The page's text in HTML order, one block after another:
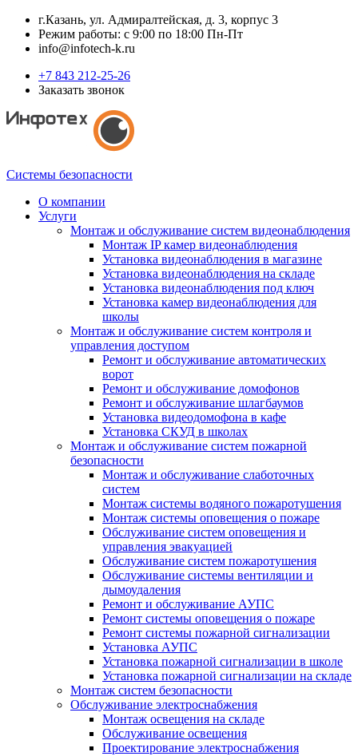
г.Казань, ул. Адмиралтейская, д. 3, корпус 3
Режим работы: с 9:00 по 18:00 Пн-Пт
info@infotech-k.ru
+7 843 212-25-26
Заказать звонок
Системы безопасности
О компании
Услуги
Монтаж и обслуживание систем видеонаблюдения
Монтаж IP камер видеонаблюдения
Установка видеонаблюдения в магазине
Установка видеонаблюдения на складе
Установка видеонаблюдения под ключ
Установка камер видеонаблюдения для
школы
Монтаж и обслуживание систем контроля и
управления доступом
Ремонт и обслуживание автоматических
ворот
Ремонт и обслуживание домофонов
Ремонт и обслуживание шлагбаумов
Установка видеодомофона в кафе
Установка СКУД в школах
Монтаж и обслуживание систем пожарной
безопасности
Монтаж и обслуживание слаботочных
систем
Монтаж системы водяного пожаротушения
Монтаж системы оповещения о пожаре
Обслуживание систем оповещения и
управления эвакуацией
Обслуживание систем пожаротушения
Обслуживание системы вентиляции и
дымоудаления
Ремонт и обслуживание АУПС
Ремонт системы оповещения о пожаре
Ремонт системы пожарной сигнализации
Установка АУПС
Установка пожарной сигнализации в школе
Установка пожарной сигнализации на складе
Монтаж систем безопасности
Обслуживание электроснабжения
Монтаж освещения на складе
Обслуживание освещения
Проектирование электроснабжения